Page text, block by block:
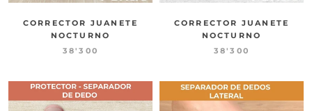
CORRECTOR JUANETE
NOCTURNO
38'300
CORRECTOR JUANETE
NOCTURNO
38'300